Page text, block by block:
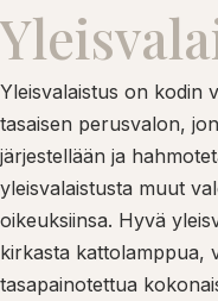
Yleisvalaistus on kodin
tasaisen perusvalon,
järjestellään ja
yleisvalaistusta muut
oikeuksiinsa. Hyvä
kirkasta kattolamppua,
tasapainotettua